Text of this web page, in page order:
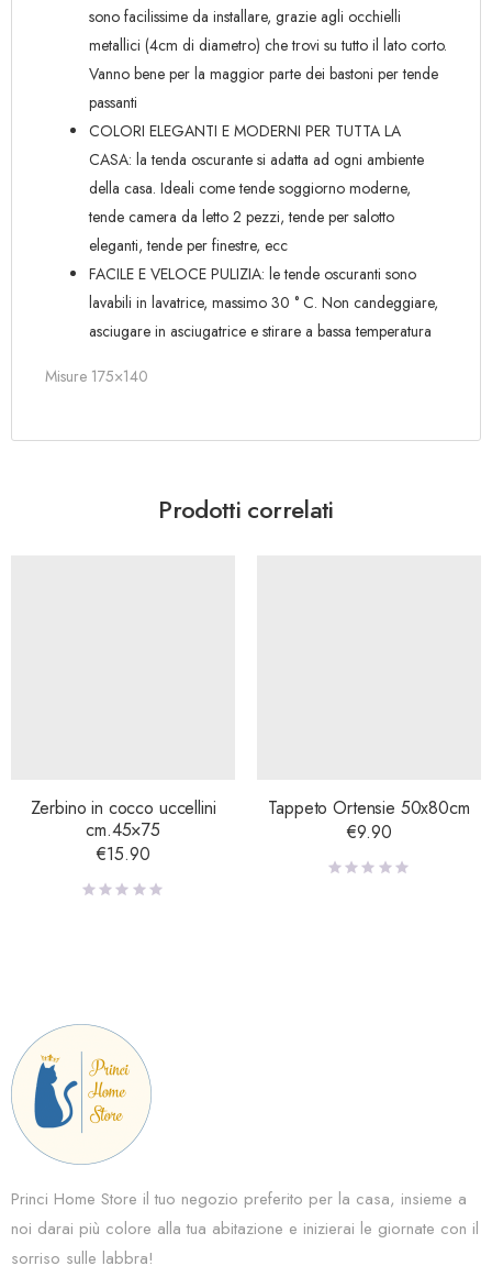
sono facilissime da installare, grazie agli occhielli
metallici (4cm di diametro) che trovi su tutto il lato corto.
Vanno bene per la maggior parte dei bastoni per tende
passanti
COLORI ELEGANTI E MODERNI PER TUTTA LA
CASA: la tenda oscurante si adatta ad ogni ambiente
della casa. Ideali come tende soggiorno moderne,
tende camera da letto 2 pezzi, tende per salotto
eleganti, tende per finestre, ecc
FACILE E VELOCE PULIZIA: le tende oscuranti sono
lavabili in lavatrice, massimo 30 ° C. Non candeggiare,
asciugare in asciugatrice e stirare a bassa temperatura
Misure 175×140
Prodotti correlati
Zerbino in cocco uccellini
cm.45×75
€15.90
Tappeto Ortensie 50x80cm
€9.90
Princi Home Store il tuo negozio preferito per la casa, insieme a
noi darai più colore alla tua abitazione e inizierai le giornate con il
sorriso sulle labbra!